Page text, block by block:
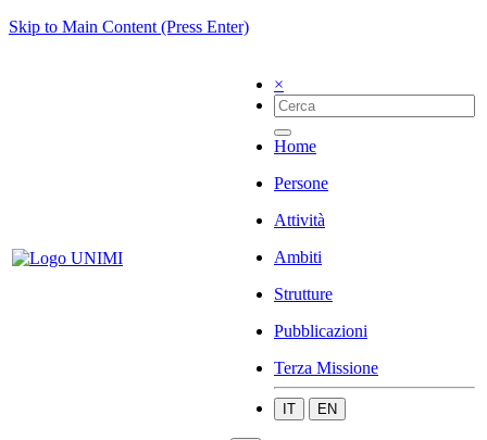
Skip to Main Content (Press Enter)
×
Home
Persone
Attività
Ambiti
Strutture
Pubblicazioni
Terza Missione
IT EN